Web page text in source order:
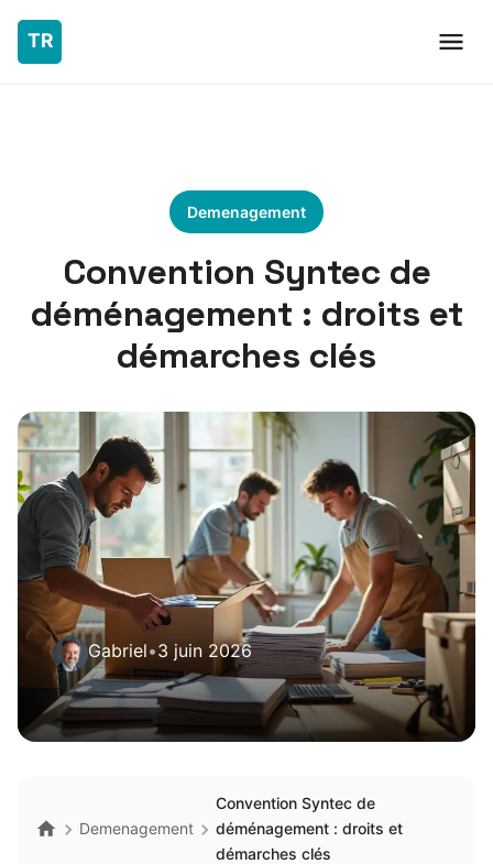
Demenagement
Convention Syntec de
déménagement : droits et
démarches clés
Gabriel•3 juin 2026
Demenagement
Convention Syntec de
déménagement : droits et
démarches clés